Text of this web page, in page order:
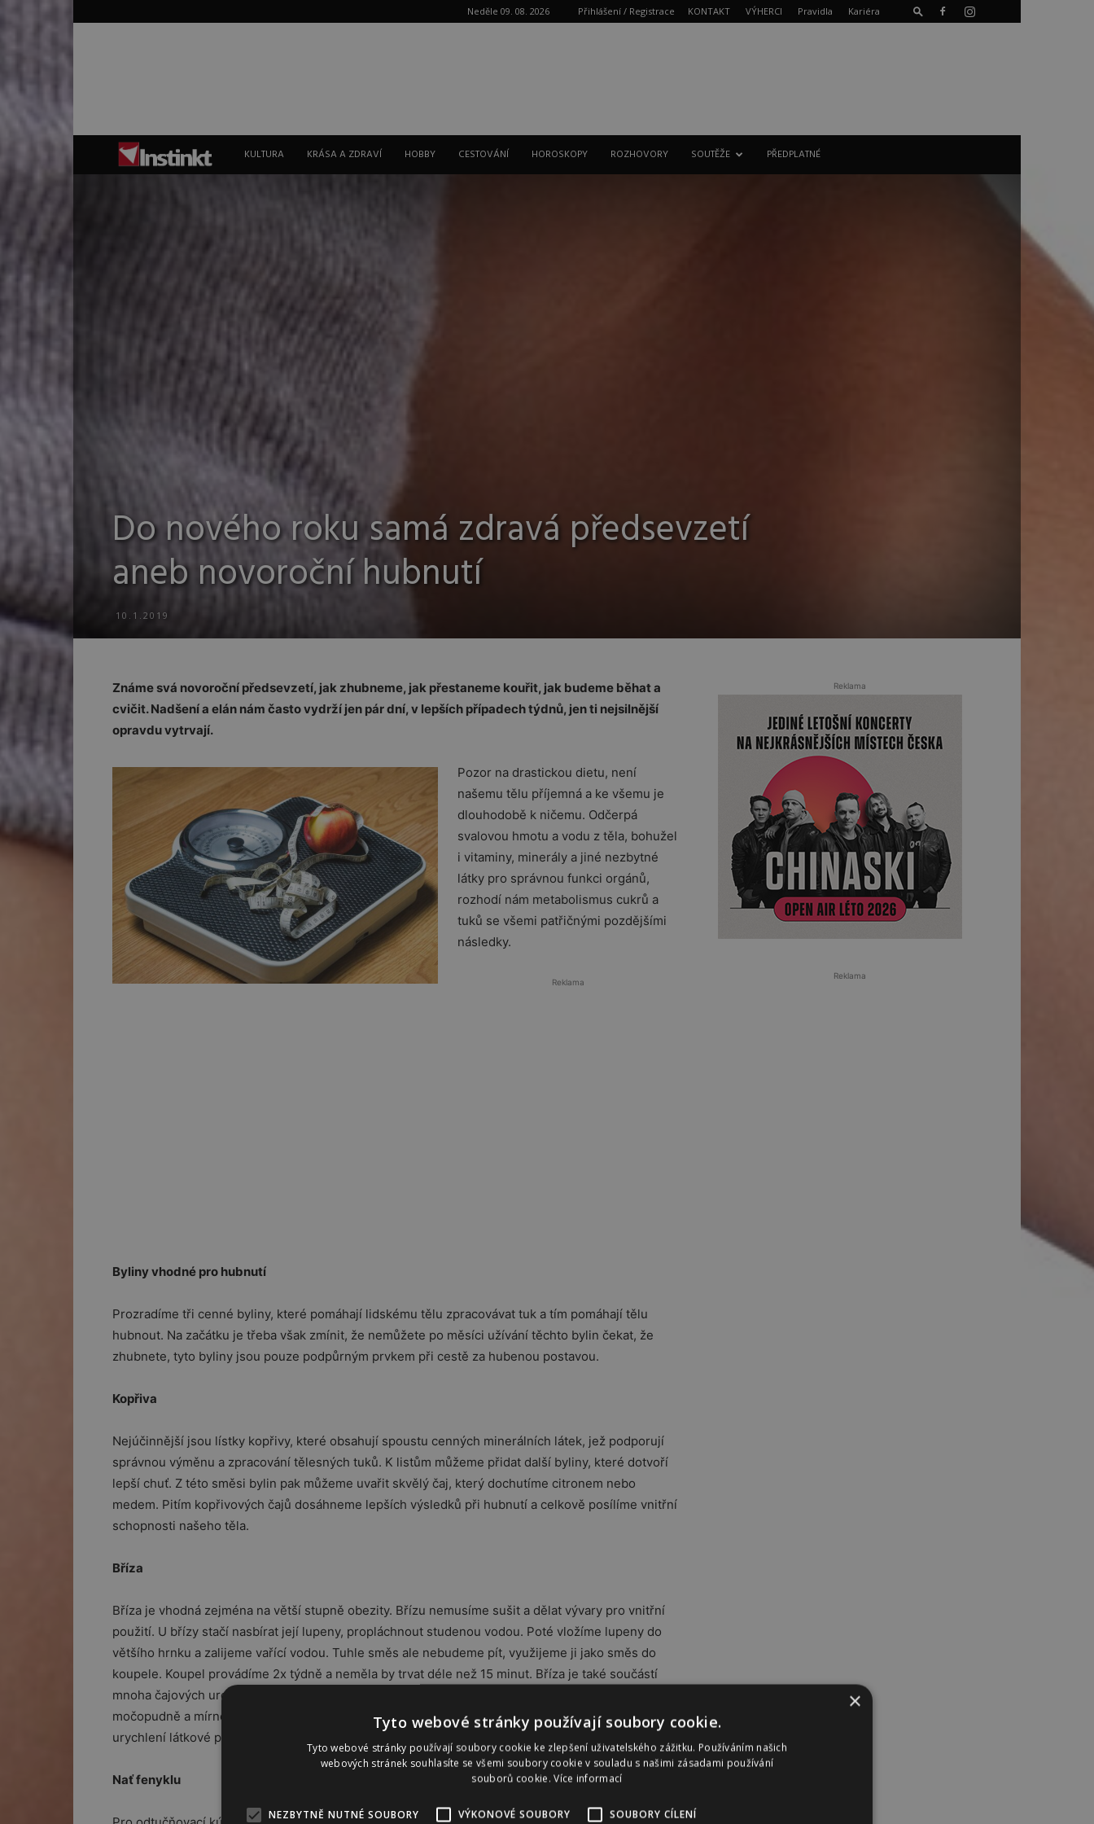
Neděle 09. 08. 2026 Přihlášení / Registrace KONTAKT VÝHERCI Pravidla Kariéra
Instinkt
KULTURA KRÁSA A ZDRAVÍ HOBBY CESTOVÁNÍ HOROSKOPY ROZHOVORY SOUTĚŽE PŘEDPLATNÉ
Do nového roku samá zdravá předsevzetí
aneb novoroční hubnutí
10.1.2019
Známe svá novoroční předsevzetí, jak zhubneme, jak přestaneme kouřit, jak budeme běhat a
cvičit. Nadšení a elán nám často vydrží jen pár dní, v lepších případech týdnů, jen ti nejsilnější
opravdu vytrvají.
Pozor na drastickou dietu, není
našemu tělu příjemná a ke všemu je
dlouhodobě k ničemu. Odčerpá
svalovou hmotu a vodu z těla, bohužel
i vitaminy, minerály a jiné nezbytné
látky pro správnou funkci orgánů,
rozhodí nám metabolismus cukrů a
tuků se všemi patřičnými pozdějšími
následky.
Reklama
Byliny vhodné pro hubnutí
Prozradíme tři cenné byliny, které pomáhají lidskému tělu zpracovávat tuk a tím pomáhají tělu
hubnout. Na začátku je třeba však zmínit, že nemůžete po měsíci užívání těchto bylin čekat, že
zhubnete, tyto byliny jsou pouze podpůrným prvkem při cestě za hubenou postavou.
Kopřiva
Nejúčinnější jsou lístky kopřivy, které obsahují spoustu cenných minerálních látek, jež podporují
správnou výměnu a zpracování tělesných tuků. K listům můžeme přidat další byliny, které dotvoří
lepší chuť. Z této směsi bylin pak můžeme uvařit skvělý čaj, který dochutíme citronem nebo
medem. Pitím kopřivových čajů dosáhneme lepších výsledků při hubnutí a celkově posílíme vnitřní
schopnosti našeho těla.
Bříza
Bříza je vhodná zejména na větší stupně obezity. Břízu nemusíme sušit a dělat vývary pro vnitřní
použití. U břízy stačí nasbírat její lupeny, propláchnout studenou vodou. Poté vložíme lupeny do
většího hrnku a zalijeme vařící vodou. Tuhle směs ale nebudeme pít, využijeme ji jako směs do
koupele. Koupel provádíme 2x týdně a neměla by trvat déle než 15 minut. Bříza je také součástí
mnoha čajových urologických směsí. Bříza obsahuje v listech tzv. saponiny a silici, které působí
močopudně a mírně antisepticky, přitom nedráždí ledviny. Na snížení tělesné hmotnosti působí
urychlení látkové přeměny, močopudný, potopudný a mírně projímavý efekt.
Nať fenyklu
Reklama
Reklama
×
Tyto webové stránky používají soubory cookie.
Tyto webové stránky používají soubory cookie ke zlepšení uživatelského zážitku. Používáním našich
webových stránek souhlasíte se všemi soubory cookie v souladu s našimi zásadami používání
souborů cookie.Více informací
NEZBYTNĚ NUTNÉ SOUBORY VÝKONOVÉ SOUBORY SOUBORY CÍLENÍ